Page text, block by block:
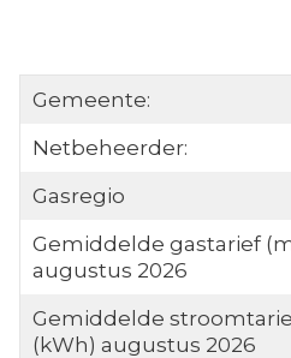
Gemeente:
Netbeheerder:
Gasregio
Gemiddelde gastarief
augustus 2026
Gemiddelde
(kWh) augustus 2026